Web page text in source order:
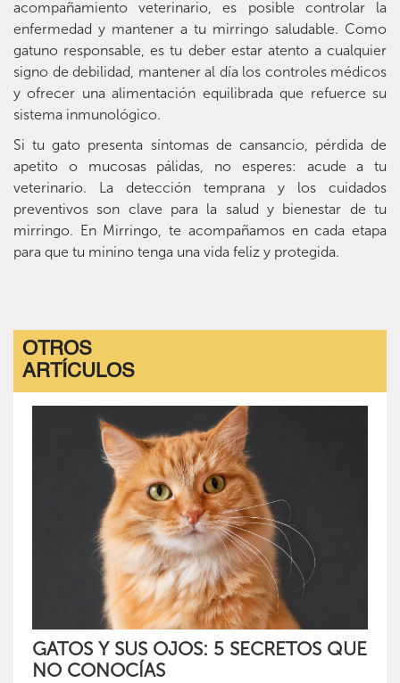
acompañamiento veterinario, es posible controlar la
enfermedad y mantener a tu mirringo saludable. Como
gatuno responsable, es tu deber estar atento a cualquier
signo de debilidad, mantener al día los controles médicos
y ofrecer una alimentación equilibrada que refuerce su
sistema inmunológico.
Si tu gato presenta síntomas de cansancio, pérdida de
apetito o mucosas pálidas, no esperes: acude a tu
veterinario. La detección temprana y los cuidados
preventivos son clave para la salud y bienestar de tu
mirringo. En Mirringo, te acompañamos en cada etapa
para que tu minino tenga una vida feliz y protegida.
OTROS
ARTÍCULOS
GATOS Y SUS OJOS: 5 SECRETOS QUE
NO CONOCÍAS